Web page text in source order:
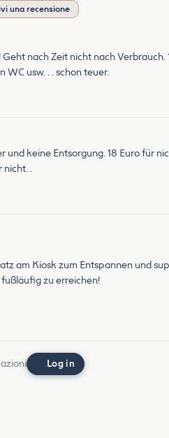
una recensione
nach Zeit nicht nach
WC usw. . . schon teuer.
und keine Entsorgung. 18 Euro für
nicht. .
am Kiosk zum Entspannen und
zu erreichen!
Log in